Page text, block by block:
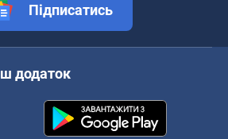
Підписатись
додаток